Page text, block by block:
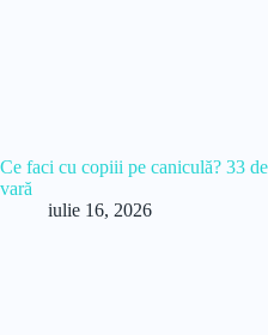
Ce faci cu copiii pe caniculă? 33
vară
iulie 16, 2026